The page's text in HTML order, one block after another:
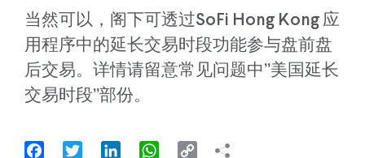
当然可以，阁下可透过SoFi Hong Kong 应
用程序中的延长交易时段功能参与盘前盘
后交易。详情请留意常见问题中”美国延长
交易时段”部份。
FacebookTwitter LinkedInWhatsApp
Copy